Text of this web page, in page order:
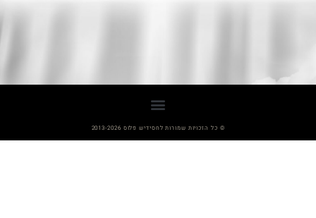
© כל הזכויות שמורות לחסידיש פלוס 2013-2026